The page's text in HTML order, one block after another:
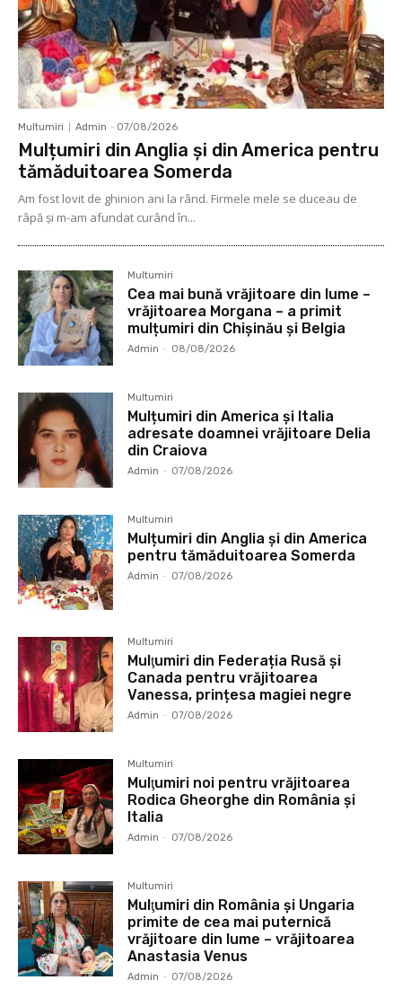
Multumiri Admin - 07/08/2026
Mulțumiri din Anglia și din America pentru
tămăduitoarea Somerda
Am fost lovit de ghinion ani la rând. Firmele mele se duceau de
râpă şi m-am afundat curând în...
Multumiri
Cea mai bună vrăjitoare din lume –
vrăjitoarea Morgana – a primit
mulțumiri din Chișinău și Belgia
Admin - 08/08/2026
Multumiri
Mulțumiri din America și Italia
adresate doamnei vrăjitoare Delia
din Craiova
Admin - 07/08/2026
Multumiri
Mulțumiri din Anglia și din America
pentru tămăduitoarea Somerda
Admin - 07/08/2026
Multumiri
Mulţumiri din Federația Rusă și
Canada pentru vrăjitoarea
Vanessa, prințesa magiei negre
Admin - 07/08/2026
Multumiri
Mulţumiri noi pentru vrăjitoarea
Rodica Gheorghe din România și
Italia
Admin - 07/08/2026
Multumiri
Mulţumiri din România și Ungaria
primite de cea mai puternică
vrăjitoare din lume – vrăjitoarea
Anastasia Venus
Admin - 07/08/2026